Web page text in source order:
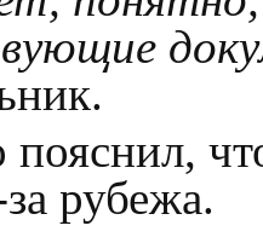
рубежа.